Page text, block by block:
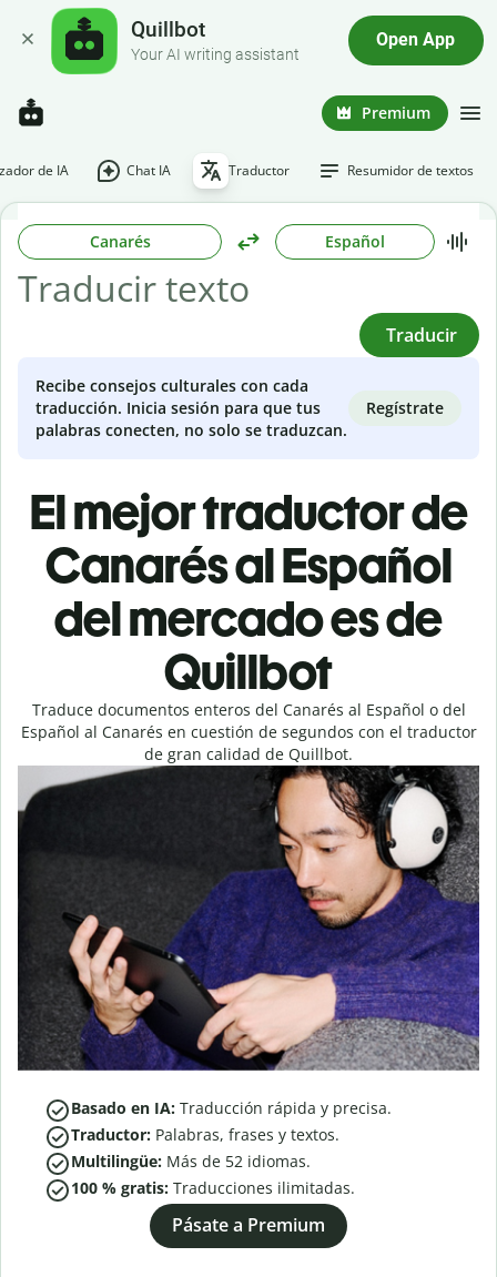
Quillbot
Your AI writing assistant
Open App
Premium
de IA Chat IA Traductor Resumidor de textos
Canarés Español
Traducir
Recibe consejos culturales con cada
traducción. Inicia sesión para que tus
palabras conecten, no solo se traduzcan.
Regístrate
El mejor traductor de
Canarés al Español
del mercado es de
Quillbot
Traduce documentos enteros del Canarés al Español o del
Español al Canarés en cuestión de segundos con el traductor
de gran calidad de Quillbot.
Basado en IA: Traducción rápida y precisa.
Traductor: Palabras, frases y textos.
Multilingüe: Más de 52 idiomas.
100 % gratis: Traducciones ilimitadas.
Pásate a Premium